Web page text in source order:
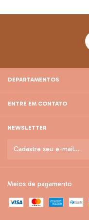
DEPARTAMENTOS
ENTRE EM CONTATO
NEWSLETTER
Meios de pagamento